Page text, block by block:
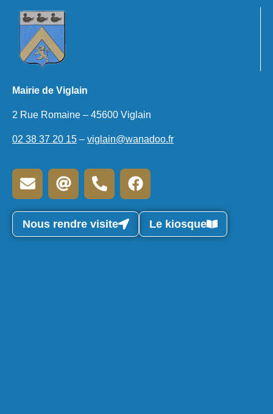
Mairie de Viglain
2 Rue Romaine – 45600 Viglain
02 38 37 20 15 – viglain@wanadoo.fr
Nous rendre visite Le kiosque